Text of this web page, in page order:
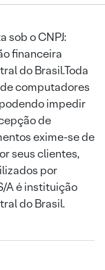
sob o CNPJ:
financeira
do Brasil.Toda
computadores
impedir
de
exime-se de
seus clientes,
por
A é instituição
do Brasil.